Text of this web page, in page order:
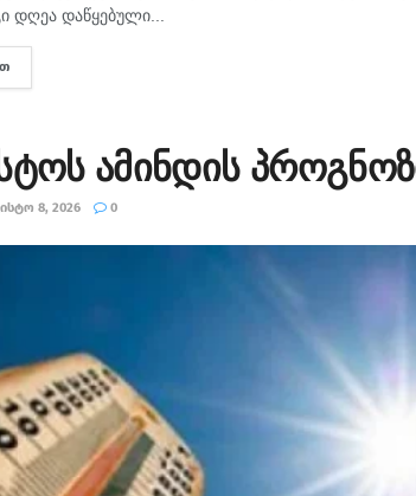
დღეა დაწყებული...
ამინდის
8, 2026 0